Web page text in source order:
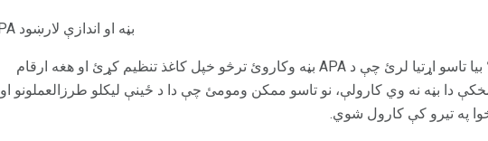
د APA بڼه او اندازې لارښود
ایا تاسو د رواني پوهاوي لپاره یو کاغذ لیکئ؟ بیا تاسو اړتیا لرئ چې د APA بڼه وکاروئ ترڅو خپل کاغذ تنظیم کړئ او هغه ارقام
دا بڼه نه وي کارولې، نو تاسو ممکن ومومئ چې دا د ځینې لیکلو طرزالعملونو او
په تیرو کې کارول شوي.